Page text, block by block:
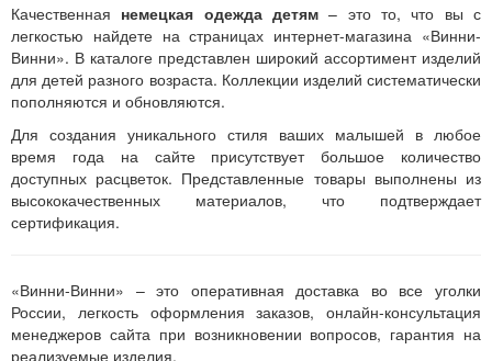
Качественная немецкая одежда детям – это то, что вы с
легкостью найдете на страницах интернет-магазина «Винни-
Винни». В каталоге представлен широкий ассортимент изделий
для детей разного возраста. Коллекции изделий систематически
пополняются и обновляются.
Для создания уникального стиля ваших малышей в любое
время года на сайте присутствует большое количество
доступных расцветок. Представленные товары выполнены из
высококачественных материалов, что подтверждает
сертификация.
«Винни-Винни» – это оперативная доставка во все уголки
России, легкость оформления заказов, онлайн-консультация
менеджеров сайта при возникновении вопросов, гарантия на
реализуемые изделия.